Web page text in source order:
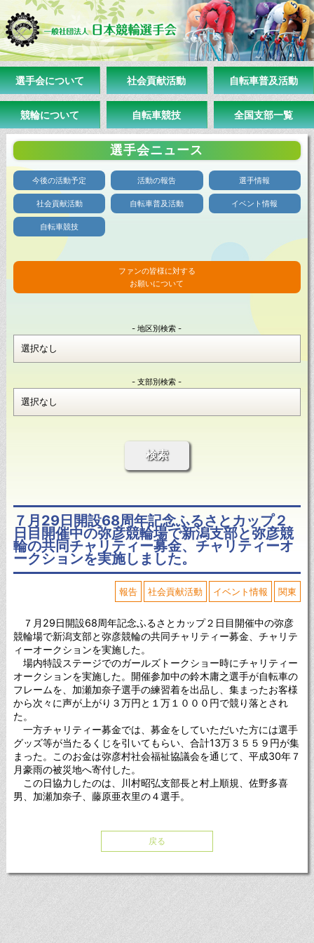
選手会について 社会貢献活動 自転車普及活動
競輪について 自転車競技 全国支部一覧
選手会ニュース
今後の活動予定 活動の報告 選手情報
社会貢献活動 自転車普及活動 イベント情報
自転車競技
ファンの皆様に対する
お願いについて
- 地区別検索 -
- 支部別検索 -
検索
７月29日開設68周年記念ふるさとカップ２
日目開催中の弥彦競輪場で新潟支部と弥彦競
輪の共同チャリティー募金、チャリティーオ
ークションを実施しました。
報告 社会貢献活動 イベント情報 関東
７月29日開設68周年記念ふるさとカップ２日目開催中の弥彦
競輪場で新潟支部と弥彦競輪の共同チャリティー募金、チャリテ
ィーオークションを実施した。
場内特設ステージでのガールズトークショー時にチャリティー
オークションを実施した。開催参加中の鈴木庸之選手が自転車の
フレームを、加瀬加奈子選手の練習着を出品し、集まったお客様
から次々に声が上がり３万円と１万１０００円で競り落とされ
た。
一方チャリティー募金では、募金をしていただいた方には選手
グッズ等が当たるくじを引いてもらい、合計13万３５５９円が集
まった。このお金は弥彦村社会福祉協議会を通じて、平成30年７
月豪雨の被災地へ寄付した。
この日協力したのは、川村昭弘支部長と村上順規、佐野多喜
男、加瀬加奈子、藤原亜衣里の４選手。
戻る